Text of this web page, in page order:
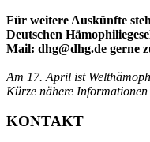
Für weitere Auskünfte
Deutschen
Mail: dhg@dhg.de gerne
Am 17. April ist
Kürze nähere Informationen
KONTAKT